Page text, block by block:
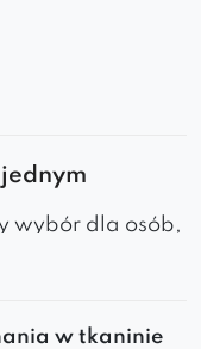
wybór dla osób,
po
w tkaninie